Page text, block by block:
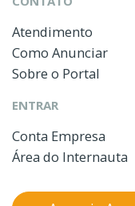
Atendimento
Como Anunciar
Sobre o Portal
ENTRAR
Conta Empresa
Área do Internauta